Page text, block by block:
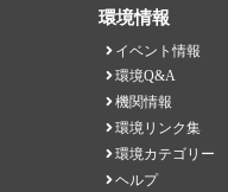
環境情報
イベント情報
環境Q&A
機関情報
環境リンク集
環境カテゴリー
ヘルプ